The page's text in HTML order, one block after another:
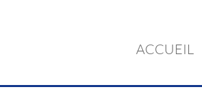
ACCUEIL